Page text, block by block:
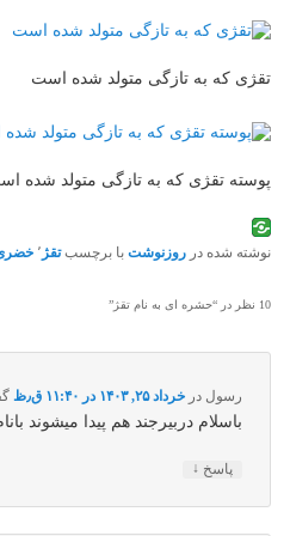
تقژی که به تازگی متولد شده است
پوسته تقژی که به تازگی متولد شده
نوشته شده در روزنوشتبا برچسبتقژ ٬
10 نظر در “ حشره ای به نام تقژ”
رسول در خرداد ۲۵, ۱۴۰۳ در ۱۱:۴۰ ق٫ظ
باسلام دربیرجند هم پیدا میشوند
پاسخ ↓